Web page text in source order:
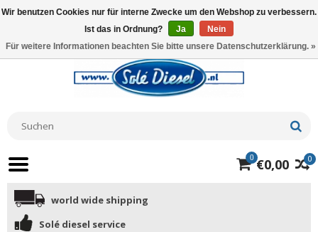
0
0 €0,00
world wide shipping
Solé diesel service
Wir benutzen Cookies nur für interne Zwecke um den Webshop zu verbessern.
Ist das in Ordnung?
Ja
Nein
Für weitere Informationen beachten Sie bitte unsere Datenschutzerklärung. »